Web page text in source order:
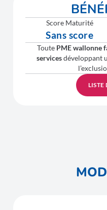
Score Maturité
Sans score
Toute PME wallonne
servicesdéveloppant
LISTE